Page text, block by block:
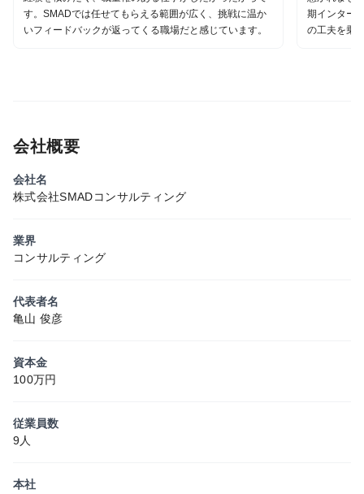
す。SMADでは任せてもらえる範囲が広く、挑戦に温か
いフィードバックが返ってくる職場だと感じています。
期インター
の工夫を乗
会社概要
会社名
株式会社SMADコンサルティング
業界
コンサルティング
代表者名
亀山 俊彦
資本金
100万円
従業員数
9人
本社